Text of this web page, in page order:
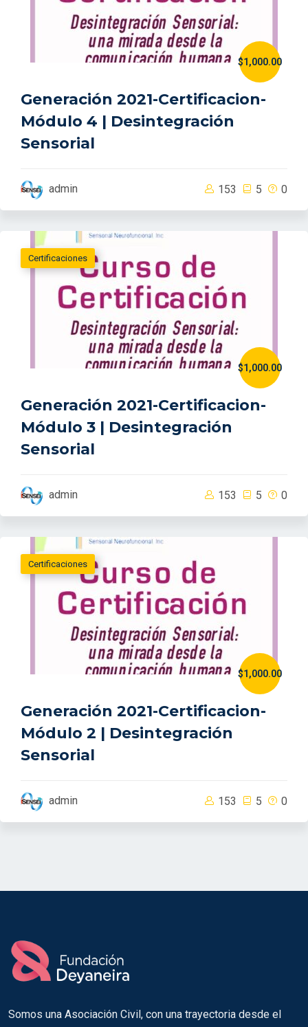
$1,000.00
Generación 2021-Certificacion-
Módulo 4 | Desintegración
Sensorial
admin 153 5 0
Certificaciones
$1,000.00
Generación 2021-Certificacion-
Módulo 3 | Desintegración
Sensorial
admin 153 5 0
Certificaciones
$1,000.00
Generación 2021-Certificacion-
Módulo 2 | Desintegración
Sensorial
admin 153 5 0
Somos una Asociación Civil, con una trayectoria desde el